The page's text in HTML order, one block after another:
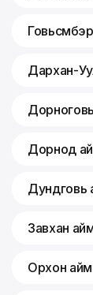
Дархан-
Дорнод
Дундговь
Завхан
Орхон